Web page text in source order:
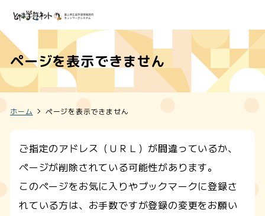
ページを表示できません
ホーム ページを表示できません
ご指定のアドレス（ＵＲＬ）が間違っているか、
ページが削除されている可能性があります。
このページをお気に入りやブックマークに登録さ
れている方は、お手数ですが登録の変更をお願い